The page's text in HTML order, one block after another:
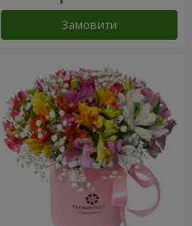
Замовити